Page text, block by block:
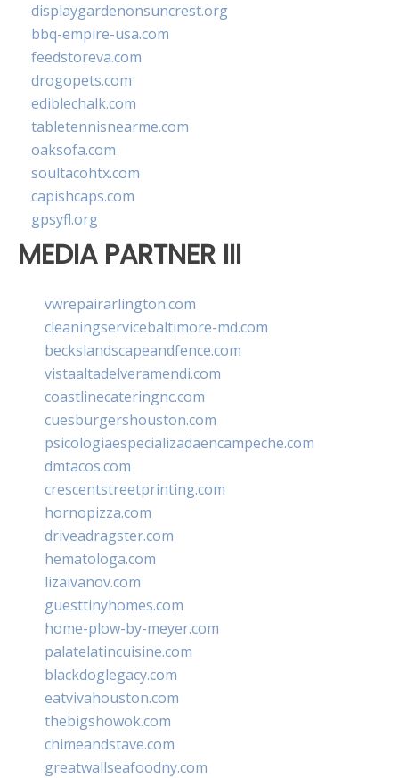
displaygardenonsuncrest.org
bbq-empire-usa.com
feedstoreva.com
drogopets.com
ediblechalk.com
tabletennisnearme.com
oaksofa.com
soultacohtx.com
capishcaps.com
gpsyfl.org
MEDIA PARTNER III
vwrepairarlington.com
cleaningservicebaltimore-md.com
beckslandscapeandfence.com
vistaaltadelveramendi.com
coastlinecateringnc.com
cuesburgershouston.com
psicologiaespecializadaencampeche.com
dmtacos.com
crescentstreetprinting.com
hornopizza.com
driveadragster.com
hematologa.com
lizaivanov.com
guesttinyhomes.com
home-plow-by-meyer.com
palatelatincuisine.com
blackdoglegacy.com
eatvivahouston.com
thebigshowok.com
chimeandstave.com
greatwallseafoodny.com